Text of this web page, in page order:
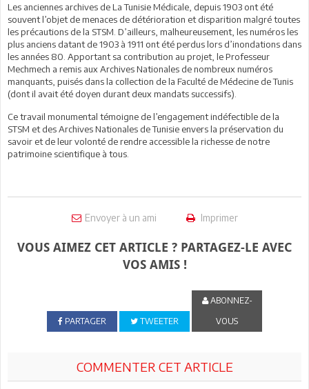
Les anciennes archives de La Tunisie Médicale, depuis 1903 ont été
souvent l’objet de menaces de détérioration et disparition malgré toutes
les précautions de la STSM. D’ailleurs, malheureusement, les numéros les
plus anciens datant de 1903 à 1911 ont été perdus lors d’inondations dans
les années 80. Apportant sa contribution au projet, le Professeur
Mechmech a remis aux Archives Nationales de nombreux numéros
manquants, puisés dans la collection de la Faculté de Médecine de Tunis
(dont il avait été doyen durant deux mandats successifs).
Ce travail monumental témoigne de l’engagement indéfectible de la
STSM et des Archives Nationales de Tunisie envers la préservation du
savoir et de leur volonté de rendre accessible la richesse de notre
patrimoine scientifique à tous.
Envoyer à un ami Imprimer
VOUS AIMEZ CET ARTICLE ? PARTAGEZ-LE AVEC
VOS AMIS !
PARTAGER TWEETER
ABONNEZ-
VOUS
COMMENTER CET ARTICLE